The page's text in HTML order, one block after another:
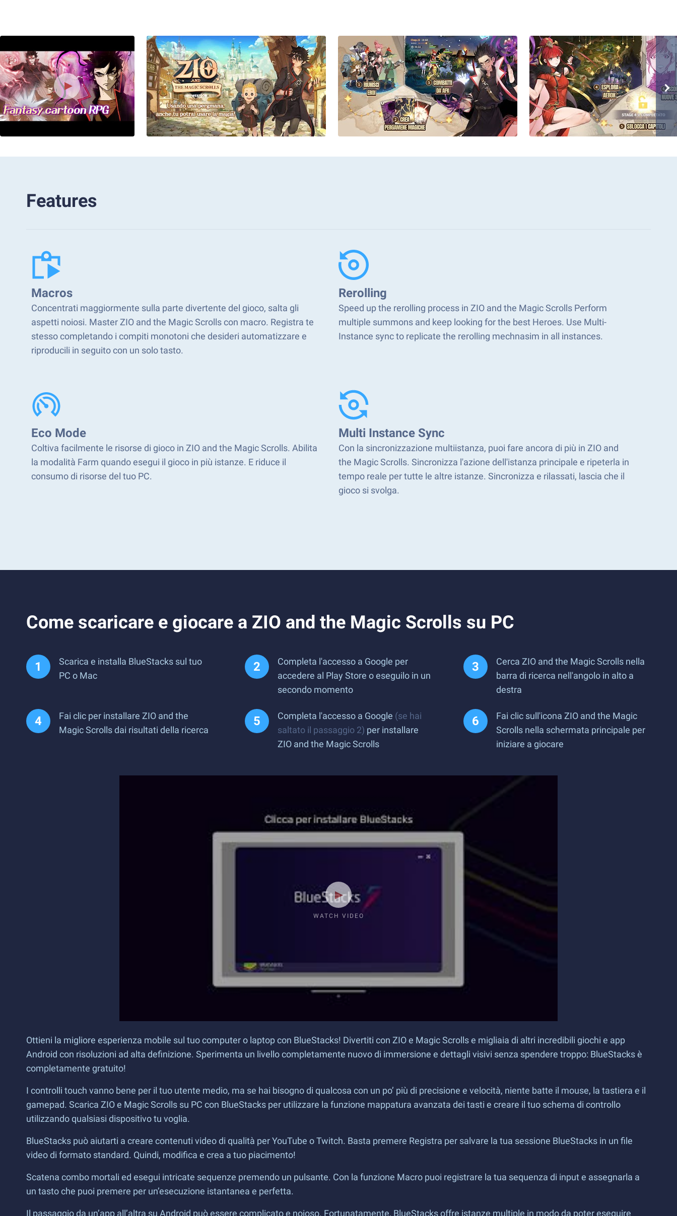
Features
Macros
Concentrati maggiormente sulla parte divertente del gioco, salta gli
aspetti noiosi. Master ZIO and the Magic Scrolls con macro. Registra te
stesso completando i compiti monotoni che desideri automatizzare e
riproducili in seguito con un solo tasto.
Rerolling
Speed up the rerolling process in ZIO and the Magic Scrolls Perform
multiple summons and keep looking for the best Heroes. Use Multi-
Instance sync to replicate the rerolling mechnasim in all instances.
Eco Mode
Coltiva facilmente le risorse di gioco in ZIO and the Magic Scrolls. Abilita
la modalità Farm quando esegui il gioco in più istanze. E riduce il
consumo di risorse del tuo PC.
Multi Instance Sync
Con la sincronizzazione multiistanza, puoi fare ancora di più in ZIO and
the Magic Scrolls. Sincronizza l'azione dell'istanza principale e ripeterla in
tempo reale per tutte le altre istanze. Sincronizza e rilassati, lascia che il
gioco si svolga.
Come scaricare e giocare a ZIO and the Magic Scrolls su PC
Scarica e installa BlueStacks sul tuo
PC o Mac
Completa l'accesso a Google per
accedere al Play Store o eseguilo in un
secondo momento
Cerca ZIO and the Magic Scrolls nella
barra di ricerca nell'angolo in alto a
destra
Fai clic per installare ZIO and the
Magic Scrolls dai risultati della ricerca
Completa l'accesso a Google (se hai
saltato il passaggio 2) per installare
ZIO and the Magic Scrolls
Fai clic sull'icona ZIO and the Magic
Scrolls nella schermata principale per
iniziare a giocare
WATCH VIDEO
Ottieni la migliore esperienza mobile sul tuo computer o laptop con BlueStacks! Divertiti con ZIO e Magic Scrolls e migliaia di altri incredibili giochi e app
Android con risoluzioni ad alta definizione. Sperimenta un livello completamente nuovo di immersione e dettagli visivi senza spendere troppo: BlueStacks è
completamente gratuito!
I controlli touch vanno bene per il tuo utente medio, ma se hai bisogno di qualcosa con un po’ più di precisione e velocità, niente batte il mouse, la tastiera e il
gamepad. Scarica ZIO e Magic Scrolls su PC con BlueStacks per utilizzare la funzione mappatura avanzata dei tasti e creare il tuo schema di controllo
utilizzando qualsiasi dispositivo tu voglia.
BlueStacks può aiutarti a creare contenuti video di qualità per YouTube o Twitch. Basta premere Registra per salvare la tua sessione BlueStacks in un file
video di formato standard. Quindi, modifica e crea a tuo piacimento!
Scatena combo mortali ed esegui intricate sequenze premendo un pulsante. Con la funzione Macro puoi registrare la tua sequenza di input e assegnarla a
un tasto che puoi premere per un’esecuzione istantanea e perfetta.
Il passaggio da un’app all’altra su Android può essere complicato e noioso. Fortunatamente, BlueStacks offre istanze multiple in modo da poter eseguire